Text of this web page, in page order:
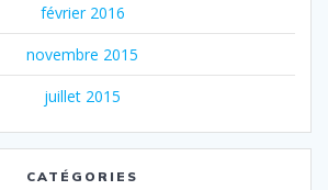
février 2016
novembre 2015
juillet 2015
CATÉGORIES